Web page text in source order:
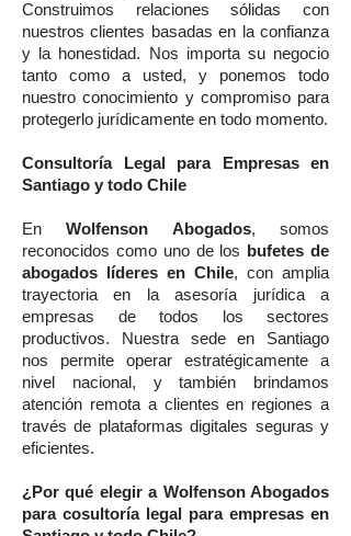
Construimos relaciones sólidas con
nuestros clientes basadas en la confianza
y la honestidad. Nos importa su negocio
tanto como a usted, y ponemos todo
nuestro conocimiento y compromiso para
protegerlo jurídicamente en todo momento.
Consultoría Legal para Empresas en
Santiago y todo Chile
EnWolfenson Abogados, somos
reconocidos como uno de los
bufetes de
abogados líderes en Chile, con amplia
trayectoria en la asesoría jurídica a
empresas de todos los sectores
productivos. Nuestra sede en Santiago
nos permite operar estratégicamente a
nivel nacional, y también brindamos
atención remota a clientes en regiones a
través de plataformas digitales seguras y
eficientes.
¿Por qué elegir a Wolfenson Abogados
para cosultoría legal para empresas en